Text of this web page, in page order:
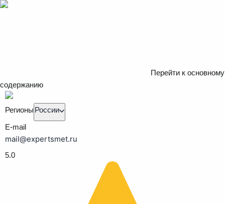
Перейти к основному
содержанию
Регионы России
E-mail
mail@expertsmet.ru
5.0